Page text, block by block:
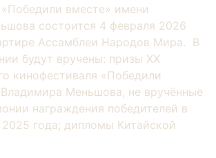
вместе» имени
состоится 4 февраля 2026
Ассамблеи Народов Мира. В
будут вручены: призы XX
кинофестиваля «Победили
Меньшова, не вручённые
награждения победителей в
года; дипломы Китайской